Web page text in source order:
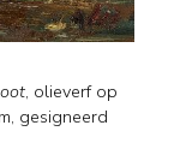
, olieverf op
gesigneerd